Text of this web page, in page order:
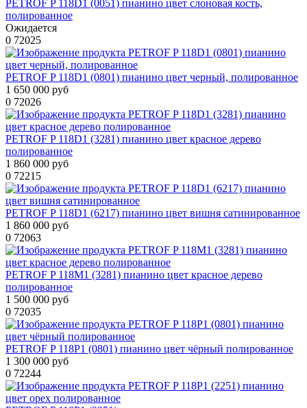
PETROF P 118D1 (0051) пианино цвет слоновая кость,
полированное
Ожидается
0 72025
PETROF P 118D1 (0801) пианино цвет черный, полированное
1 650 000 руб
0 72026
PETROF P 118D1 (3281) пианино цвет красное дерево
полированное
1 860 000 руб
0 72215
PETROF P 118D1 (6217) пианино цвет вишня сатинированное
1 860 000 руб
0 72063
PETROF P 118M1 (3281) пианино цвет красное дерево
полированное
1 500 000 руб
0 72035
PETROF P 118P1 (0801) пианино цвет чёрный полированное
1 300 000 руб
0 72244